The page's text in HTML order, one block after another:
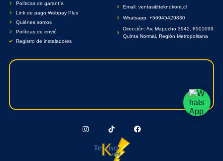
Políticas de garantía
Link de pago Webpay Plus
Quiénes somos
Políticas de envió
Registro de instaladores
Email: ventas@teknokont.cl
Whatsapp: +56945429830
Dirección: Av. Mapocho 3942, 8501099
Quinta Normal, Región Metropolitana